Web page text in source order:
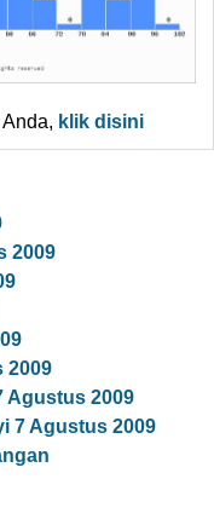
klik disini
2009
2009
Agustus 2009
7 Agustus 2009